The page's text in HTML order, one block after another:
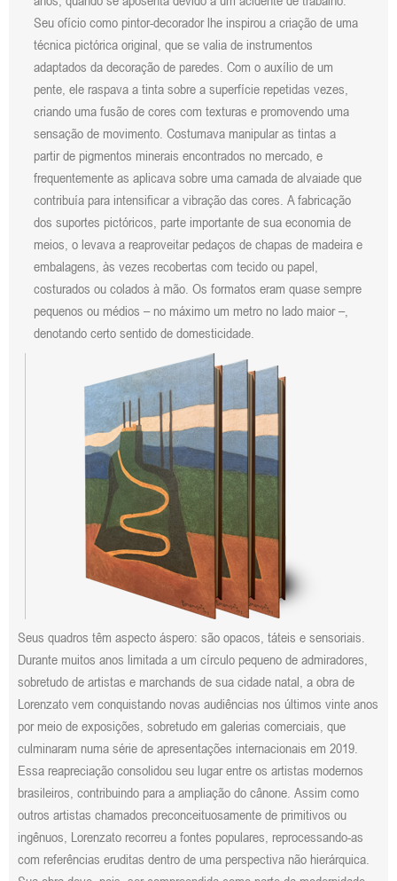
Seu ofício como pintor-decorador lhe inspirou a criação de uma
técnica pictórica original, que se valia de instrumentos
adaptados da decoração de paredes. Com o auxílio de um
pente, ele raspava a tinta sobre a superfície repetidas vezes,
criando uma fusão de cores com texturas e promovendo uma
sensação de movimento. Costumava manipular as tintas a
partir de pigmentos minerais encontrados no mercado, e
frequentemente as aplicava sobre uma camada de alvaiade que
contribuía para intensificar a vibração das cores. A fabricação
dos suportes pictóricos, parte importante de sua economia de
meios, o levava a reaproveitar pedaços de chapas de madeira e
embalagens, às vezes recobertas com tecido ou papel,
costurados ou colados à mão. Os formatos eram quase sempre
pequenos ou médios – no máximo um metro no lado maior –,
denotando certo sentido de domesticidade.
Seus quadros têm aspecto áspero: são opacos, táteis e sensoriais.
Durante muitos anos limitada a um círculo pequeno de admiradores,
sobretudo de artistas e marchands de sua cidade natal, a obra de
Lorenzato vem conquistando novas audiências nos últimos vinte anos
por meio de exposições, sobretudo em galerias comerciais, que
culminaram numa série de apresentações internacionais em 2019.
Essa reapreciação consolidou seu lugar entre os artistas modernos
brasileiros, contribuindo para a ampliação do cânone. Assim como
outros artistas chamados preconceituosamente de primitivos ou
ingênuos, Lorenzato recorreu a fontes populares, reprocessando-as
com referências eruditas dentro de uma perspectiva não hierárquica.